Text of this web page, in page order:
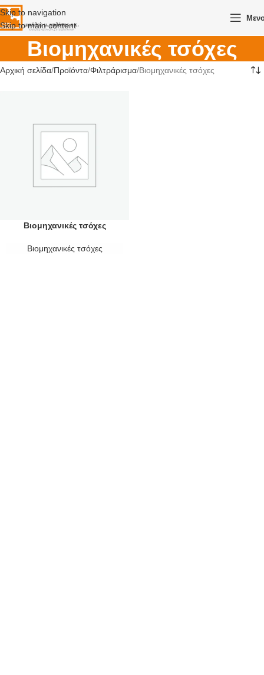
Skip to navigation
Skip to main content
Βιομηχανικές τσόχες
Αρχική σελίδα Προϊόντα Φιλτράρισμα Βιομηχανικές τσόχες
Βιομηχανικές τσόχες
Βιομηχανικές τσόχες